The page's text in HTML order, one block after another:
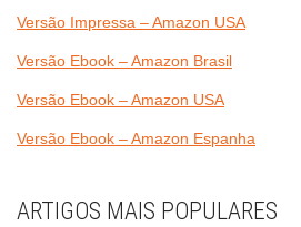
Versão Impressa – Amazon USA
Versão Ebook – Amazon Brasil
Versão Ebook – Amazon USA
Versão Ebook – Amazon Espanha
ARTIGOS MAIS POPULARES